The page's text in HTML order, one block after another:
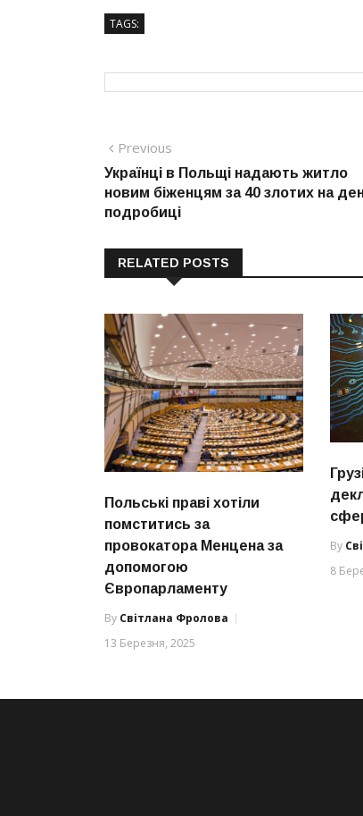
TAGS:
Навігація
записів
Previous
post:
Українці в Польщі надають житло
новим біженцям за 40 злотих на
подробиці
RELATED POSTS
Польські праві хотіли
помститись за
провокатора Менцена за
допомогою
Європарламенту
By Світлана Фролова
13 Березня, 2025
By
8